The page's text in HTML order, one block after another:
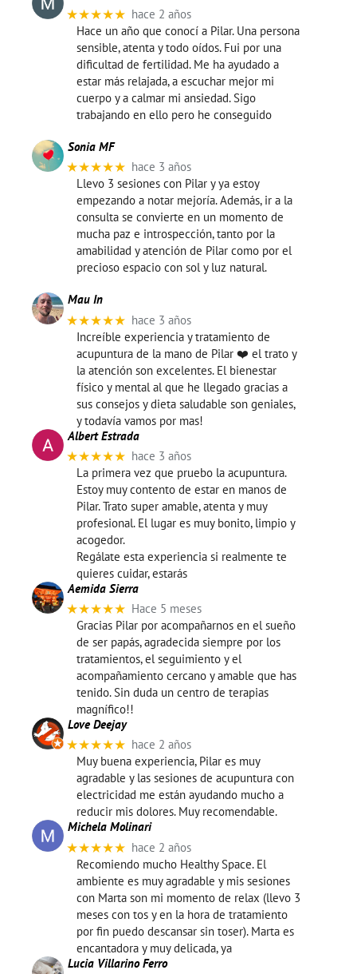
★★★★★ hace 2 años
Hace un año que conocí a Pilar. Una persona
sensible, atenta y todo oídos. Fui por una
dificultad de fertilidad. Me ha ayudado a
estar más relajada, a escuchar mejor mi
cuerpo y a calmar mi ansiedad. Sigo
trabajando en ello pero he conseguido
Sonia MF
★★★★★ hace 3 años
Llevo 3 sesiones con Pilar y ya estoy
empezando a notar mejoría. Además, ir a la
consulta se convierte en un momento de
mucha paz e introspección, tanto por la
amabilidad y atención de Pilar como por el
precioso espacio con sol y luz natural.
Mau In
★★★★★ hace 3 años
Increíble experiencia y tratamiento de
acupuntura de la mano de Pilar ❤️ el trato y
la atención son excelentes. El bienestar
físico y mental al que he llegado gracias a
sus consejos y dieta saludable son geniales,
y todavía vamos por mas!
Albert Estrada
★★★★★ hace 3 años
La primera vez que pruebo la acupuntura.
Estoy muy contento de estar en manos de
Pilar. Trato super amable, atenta y muy
profesional. El lugar es muy bonito, limpio y
acogedor.
Regálate esta experiencia si realmente te
quieres cuidar, estarás
Aemida Sierra
★★★★★ Hace 5 meses
Gracias Pilar por acompañarnos en el sueño
de ser papás, agradecida siempre por los
tratamientos, el seguimiento y el
acompañamiento cercano y amable que has
tenido. Sin duda un centro de terapias
magnífico!!
Love Deejay
★★★★★ hace 2 años
Muy buena experiencia, Pilar es muy
agradable y las sesiones de acupuntura con
electricidad me están ayudando mucho a
reducir mis dolores. Muy recomendable.
Michela Molinari
★★★★★ hace 2 años
Recomiendo mucho Healthy Space. El
ambiente es muy agradable y mis sesiones
con Marta son mi momento de relax (llevo 3
meses con tos y en la hora de tratamiento
por fin puedo descansar sin toser). Marta es
encantadora y muy delicada, ya
Lucia Villarino Ferro